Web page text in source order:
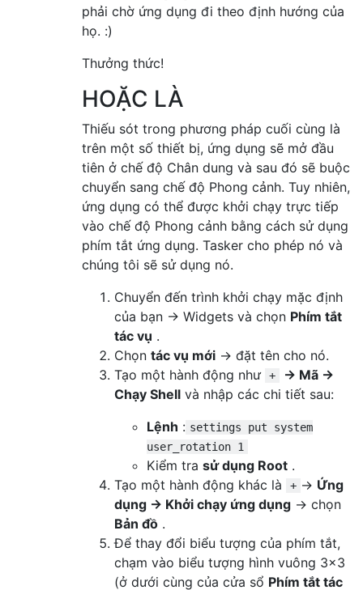
phải chờ ứng dụng đi theo định hướng của
họ. :)
Thưởng thức!
HOẶC LÀ
Thiếu sót trong phương pháp cuối cùng là
trên một số thiết bị, ứng dụng sẽ mở đầu
tiên ở chế độ Chân dung và sau đó sẽ buộc
chuyển sang chế độ Phong cảnh. Tuy nhiên,
ứng dụng có thể được khởi chạy trực tiếp
vào chế độ Phong cảnh bằng cách sử dụng
phím tắt ứng dụng. Tasker cho phép nó và
chúng tôi sẽ sử dụng nó.
Chuyển đến trình khởi chạy mặc định
của bạn → Widgets và chọn Phím tắt
tác vụ .
Chọn tác vụ mới → đặt tên cho nó.
Tạo một hành động như +
→ Mã →
Chạy Shell và nhập các chi tiết sau:
Lệnh : settings put system
user_rotation 1
Kiểm tra sử dụng Root .
Tạo một hành động khác là
+ → Ứng
dụng → Khởi chạy ứng dụng → chọn
Bản đồ .
Để thay đổi biểu tượng của phím tắt,
chạm vào biểu tượng hình vuông 3x3
(ở dưới cùng của cửa sổ Phím tắt tác